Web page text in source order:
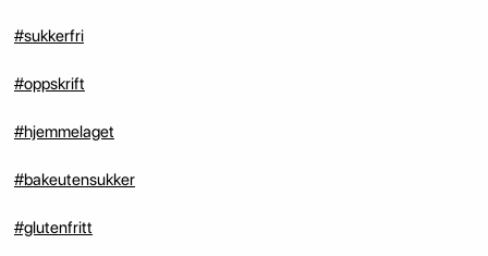
#sukkerfri
#oppskrift
#hjemmelaget
#bakeutensukker
#glutenfritt